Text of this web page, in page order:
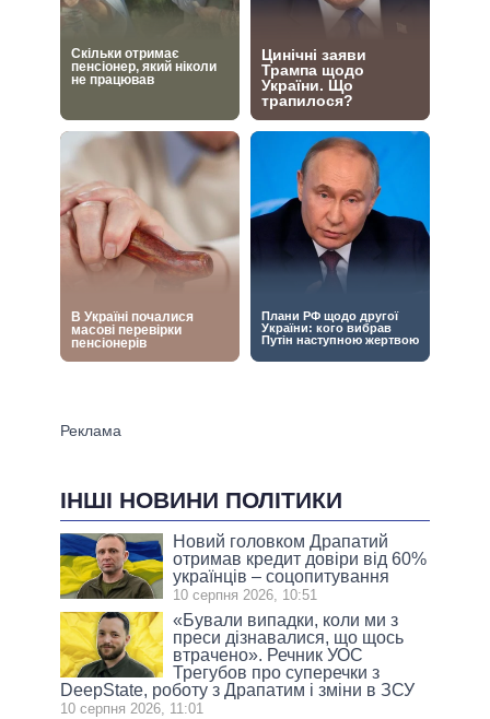
ІНШІ НОВИНИ ПОЛІТИКИ
Новий головком Драпатий
отримав кредит довіри від 60%
українців – соцопитування
10 серпня 2026, 10:51
«Бували випадки, коли ми з
преси дізнавалися, що щось
втрачено». Речник УОС
Трегубов про cуперечки з
DeepState, роботу з Драпатим і зміни в ЗСУ
10 серпня 2026, 11:01